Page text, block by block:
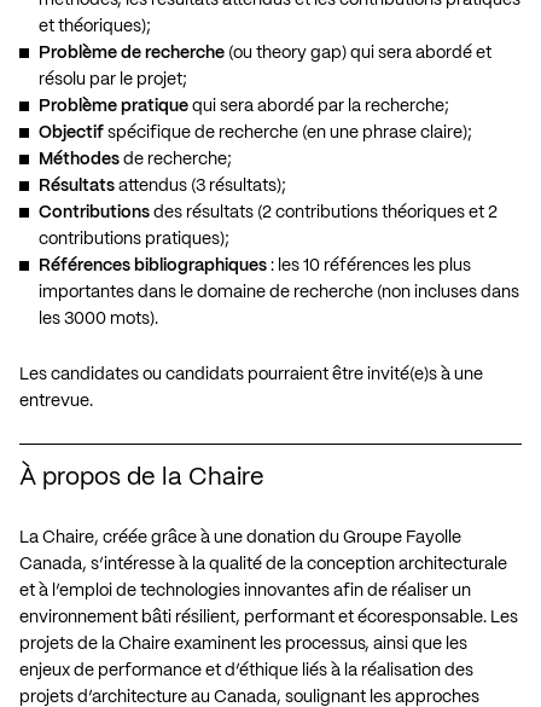
et théoriques);
Problème de recherche (ou theory gap) qui sera abordé et
résolu par le projet;
Problème pratique qui sera abordé par la recherche;
Objectif spécifique de recherche (en une phrase claire);
Méthodes de recherche;
Résultats attendus (3 résultats);
Contributions des résultats (2 contributions théoriques et 2
contributions pratiques);
Références bibliographiques : les 10 références les plus
importantes dans le domaine de recherche (non incluses dans
les 3000 mots).
Les candidates ou candidats pourraient être invité(e)s à une
entrevue.
À propos de la Chaire
La Chaire, créée grâce à une donation du Groupe Fayolle
Canada, s’intéresse à la qualité de la conception architecturale
et à l’emploi de technologies innovantes afin de réaliser un
environnement bâti résilient, performant et écoresponsable. Les
projets de la Chaire examinent les processus, ainsi que les
enjeux de performance et d’éthique liés à la réalisation des
projets d’architecture au Canada, soulignant les approches